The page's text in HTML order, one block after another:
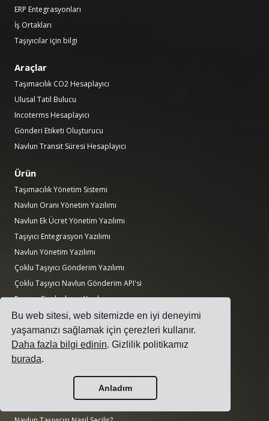
Bu web sitesi, web sitemizde en iyi deneyimi
yaşamanızı sağlamak için çerezleri kullanır.
Daha fazla bilgi edinin. Gizlilik politikamız
burada.
Anladım
ERP Entegrasyonları
İş Ortakları
Taşıyıcılar için bilgi
Araçlar
Taşımacılık CO2 Hesaplayıcı
Ulusal Tatil Bulucu
Incoterms Hesaplayıcı
Gönderi Etiketi Oluşturucu
Navlun Transit Süresi Hesaplayıcı
Ürün
Taşımacılık Yönetim Sistemi
Navlun Oranı Yönetim Yazılımı
Navlun Ek Ücret Yönetim Yazılımı
Taşıyıcı Entegrasyon Yazılımı
Navlun Yönetim Yazılımı
Çoklu Taşıyıcı Gönderim Yazılımı
Çoklu Taşıyıcı Navlun Gönderim API'si
Rampa Çizelgeleme Yazılımı
Lojistik Departmanı Yazılımı
Kılavuzlar
Göndericiler İçin En İyi 17 Taşımacılık Yönetim Yazılımı
Çoklu Taşıyıcı Gönderim Yazılımı Nasıl Seçilir?
Basit Bir Taşıma İhalesi Nasıl Yapılır?